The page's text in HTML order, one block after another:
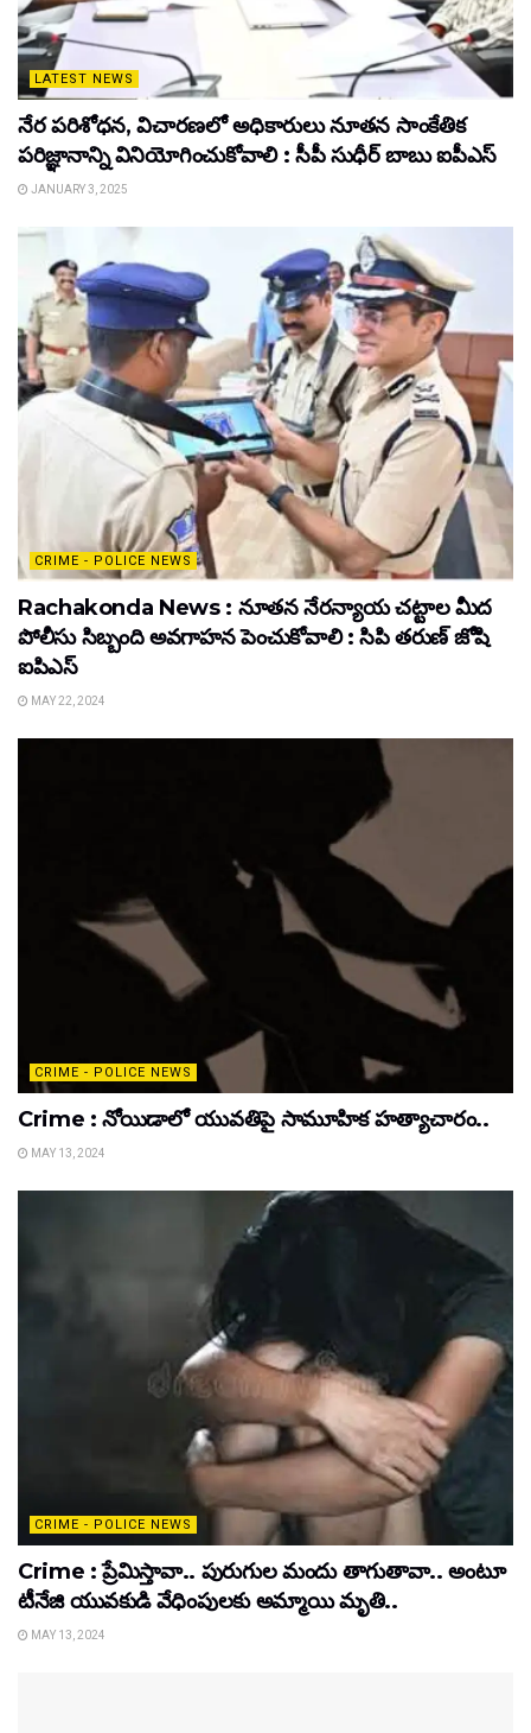
LATEST NEWS
నేర పరిశోధన, విచారణలో అధికారులు నూతన సాంకేతిక
పరిజ్ఞానాన్ని వినియోగించుకోవాలి : సీపీ సుధీర్ బాబు ఐపీఎస్
JANUARY 3, 2025
CRIME - POLICE NEWS
Rachakonda News : నూతన నేరన్యాయ చట్టాల మీద
పోలీసు సిబ్బంది అవగాహన పెంచుకోవాలి : సిపి తరుణ్ జోషి
ఐపిఎస్
MAY 22, 2024
CRIME - POLICE NEWS
Crime : నోయిడాలో యువతిపై సామూహిక హత్యాచారం..
MAY 13, 2024
CRIME - POLICE NEWS
Crime : ప్రేమిస్తావా.. పురుగుల మందు తాగుతావా.. అంటూ
టీనేజి యువకుడి వేధింపులకు అమ్మాయి మృతి..
MAY 13, 2024